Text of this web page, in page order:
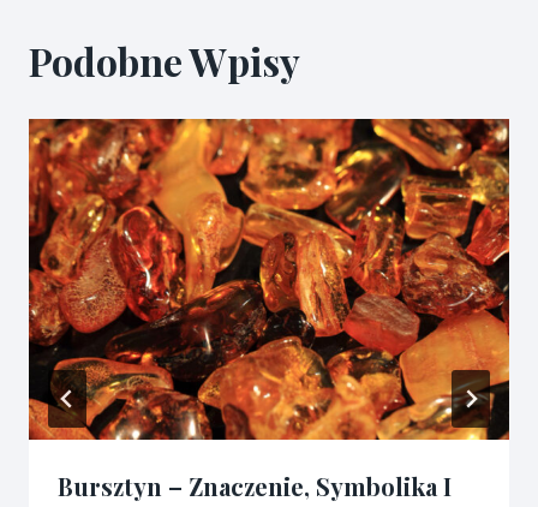
Podobne Wpisy
Bursztyn – Znaczenie, Symbolika I